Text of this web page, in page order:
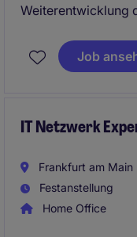
Weiterentwicklung
wirkst du an IT-
reibungslosen IT-
Job
IT Netzwerk
Frankfurt am Main
Festanstellung
Home Office